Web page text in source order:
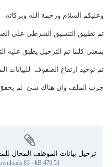
وعليكم السلام ورحمة الله وبركاته
تم تطبيق التنسيق الشرطى على
بمعنى كلما تم الترحيل يطبق عليه
تم نوحيد ارتفاع الصفوف للبيانات
جرب الملف وان هناك شئ لم
470.51 kB
·
83 downloads